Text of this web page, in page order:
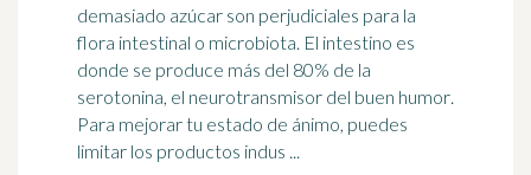
demasiado azúcar son perjudiciales para la
flora intestinal o microbiota. El intestino es
donde se produce más del 80% de la
serotonina, el neurotransmisor del buen humor.
Para mejorar tu estado de ánimo, puedes
limitar los productos indus ...